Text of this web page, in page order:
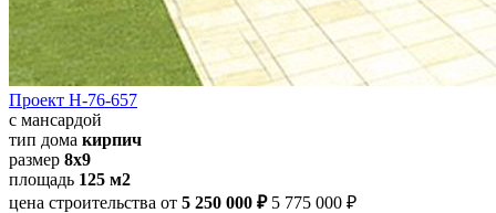
Проект Н-76-657
с мансардой
тип дома кирпич
размер 8x9
площадь 125 м2
цена строительства от 5 250 000 ₽ 5 775 000 ₽